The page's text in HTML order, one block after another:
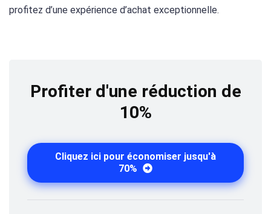
profitez d’une expérience d’achat exceptionnelle.
Profiter d'une réduction de
10%
Cliquez ici pour économiser jusqu'à
70%